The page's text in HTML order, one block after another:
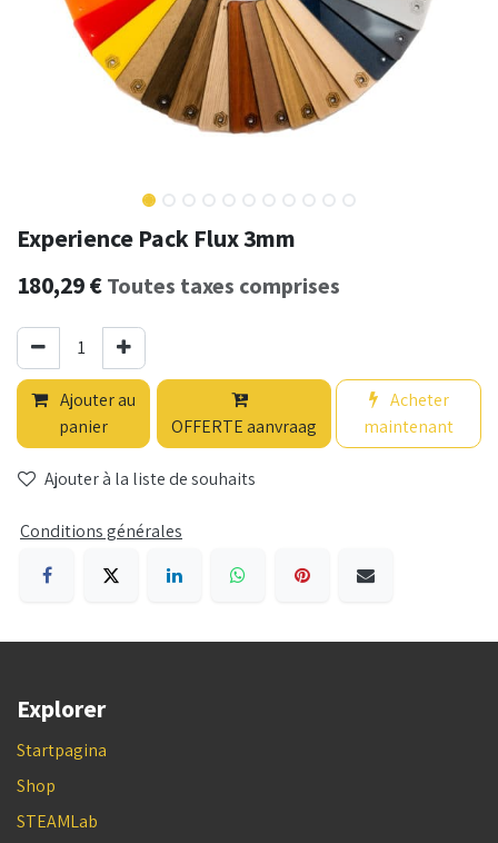
Experience Pack Flux 3mm
180,29€ Toutes taxes comprises
Ajouter au
panier
OFFERTE aanvraag
Acheter
maintenant
Ajouter à la liste de souhaits
Conditions générales
Explorer
Startpagina
Shop
STEAMLab